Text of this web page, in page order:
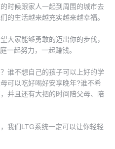
时候跟家人一起到周围的城市去
的生活越来越充实越来越幸福。
大家能够勇敢的迈出你的步伐，
一起努力，一起赚钱。
谁不想自己的孩子可以上好的学
可以吃好喝好安享晚年?谁不希
并且还有大把的时间陪父母、陪
我们LTG系统一定可以让你轻轻